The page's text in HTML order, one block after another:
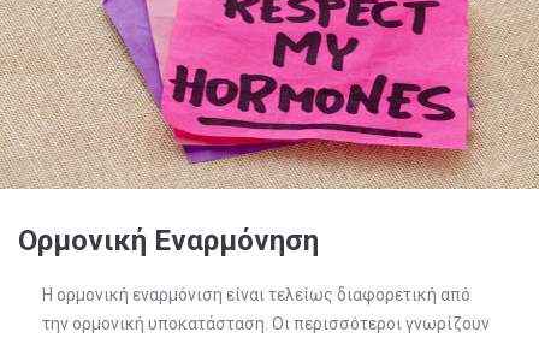
Ορμονική Εναρμόνηση
Η ορμονική εναρμόνιση είναι τελείως διαφορετική από
την ορμονική υποκατάσταση. Οι περισσότεροι γνωρίζουν